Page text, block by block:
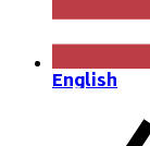
English